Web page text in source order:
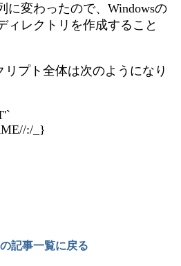
に変わったので、Windowsの
ィレクトリを作成すること
リプト全体は次のようになり
:/_}
記事一覧に戻る